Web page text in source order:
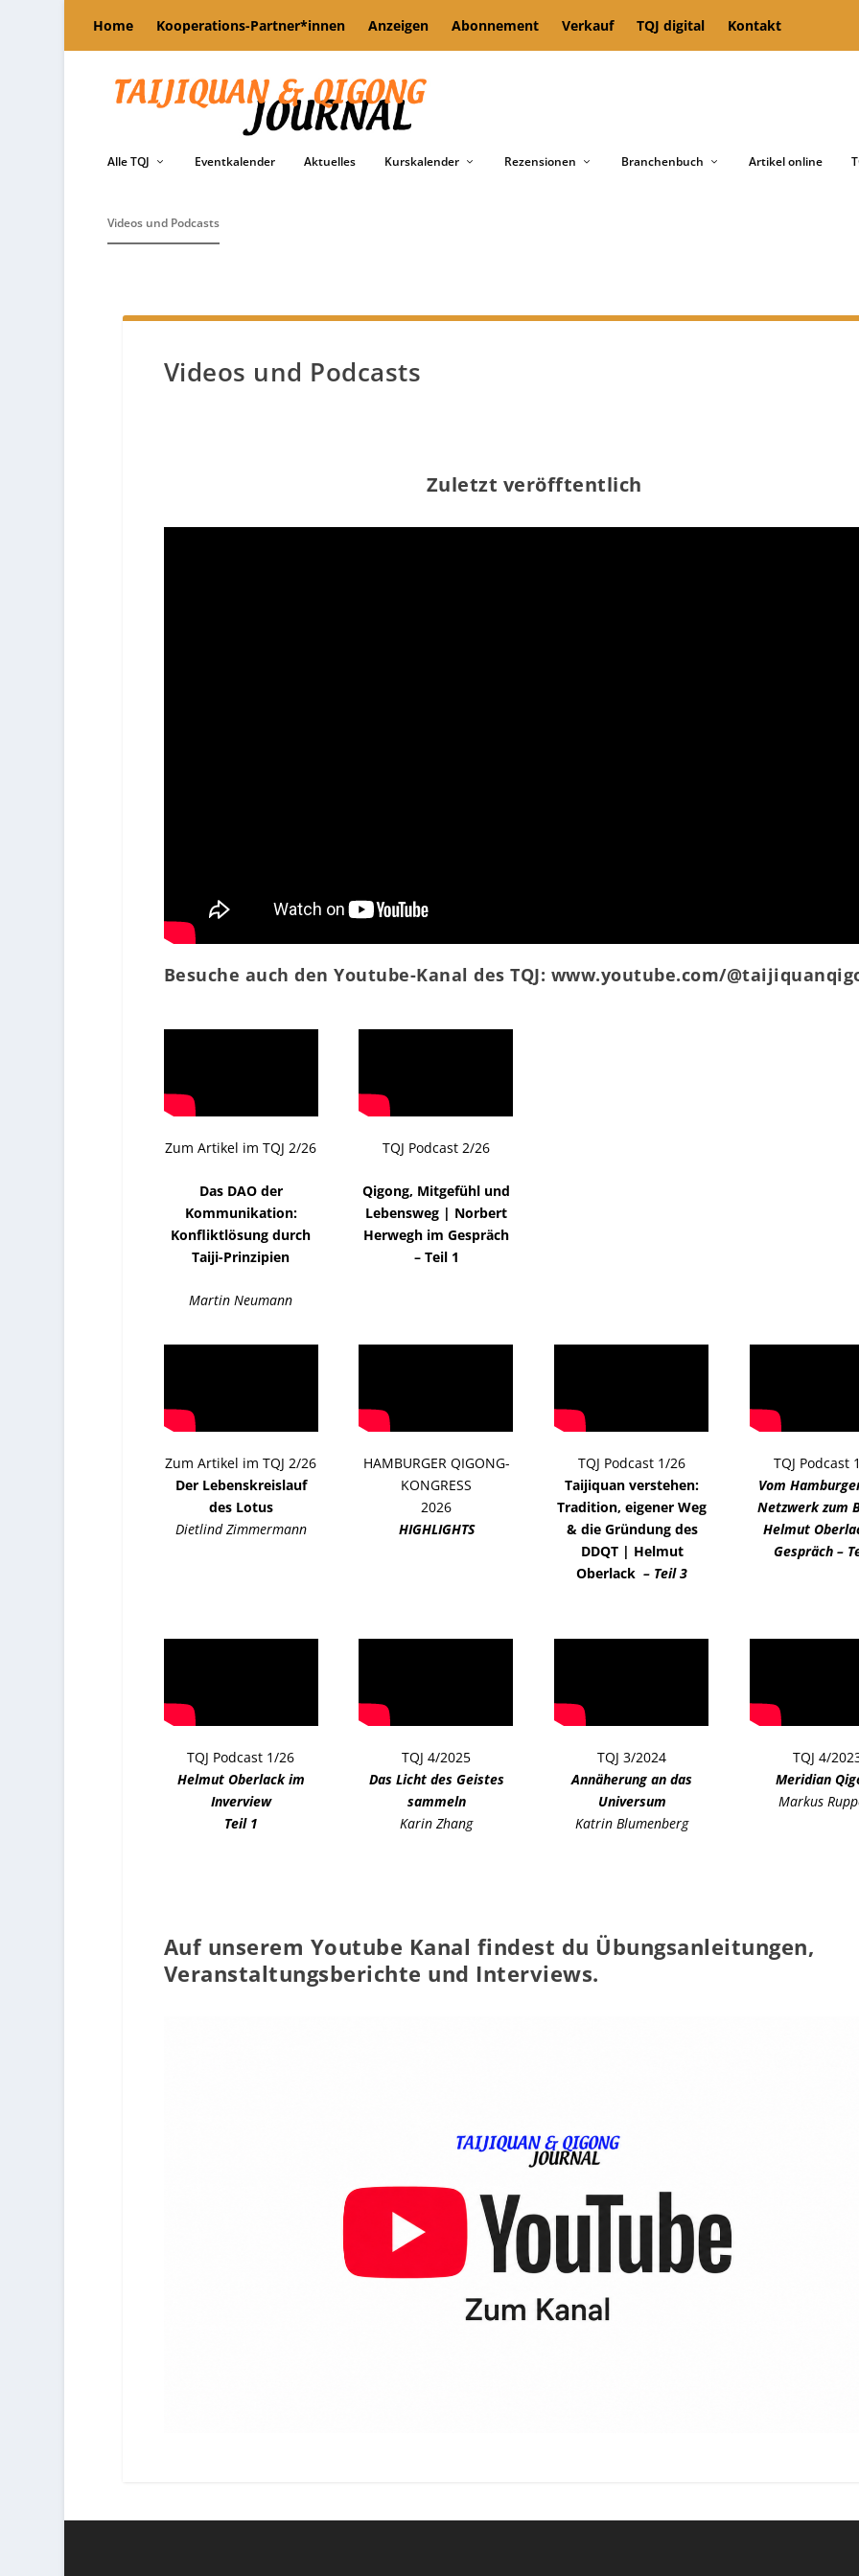
Home Kooperations-Partner*innen Anzeigen Abonnement Verkauf TQJ digital Kontakt
Alle TQJ Eventkalender Aktuelles Kurskalender Rezensionen Branchenbuch Artikel online
Videos und Podcasts
Videos und Podcasts
Zuletzt veröfftentlich
Besuche auch den Youtube-Kanal des TQJ: www.youtube.com/
Zum Artikel im TQJ 2/26
Das DAO der
Kommunikation:
Konfliktlösung durch
Taiji-Prinzipien
Martin Neumann
TQJ Podcast 2/26
Qigong, Mitgefühl und
Lebensweg | Norbert
Herwegh im Gespräch
– Teil 1
Zum Artikel im TQJ 2/26
Der Lebenskreislauf
des Lotus
Dietlind Zimmermann
HAMBURGER QIGONG-
KONGRESS
2026
HIGHLIGHTS
TQJ Podcast 1/26
Taijiquan verstehen:
Tradition, eigener Weg
& die Gründung des
DDQT | Helmut
Oberlack– Teil 3
TQJ Podcast
Vom
Netzwerk zum
Helmut
Gespräch –
TQJ Podcast 1/26
Helmut Oberlack im
Inverview
Teil 1
TQJ 4/2025
Das Licht des Geistes
sammeln
Karin Zhang
TQJ 3/2024
Annäherung an das
Universum
Katrin Blumenberg
TQJ 4/
Meridian
Markus
Auf unserem Youtube Kanal findest du Übungsanleitungen,
Veranstaltungsberichte und Interviews.